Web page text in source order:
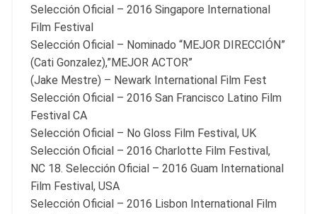
Selección Oficial – 2016 Singapore International
Film Festival
Selección Oficial – Nominado “MEJOR DIRECCIÓN”
(Cati Gonzalez),”MEJOR ACTOR”
(Jake Mestre) – Newark International Film Fest
Selección Oficial – 2016 San Francisco Latino Film
Festival CA
Selección Oficial – No Gloss Film Festival, UK
Selección Oficial – 2016 Charlotte Film Festival,
NC 18. Selección Oficial – 2016 Guam International
Film Festival, USA
Selección Oficial – 2016 Lisbon International Film